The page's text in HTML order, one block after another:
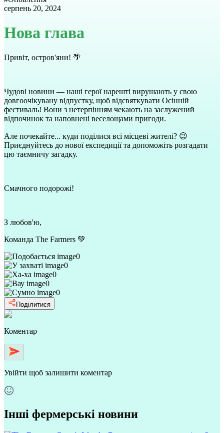
серпень 20, 2024
Нова глава
Привіт, остров'яни! 🌴
Чудові новини — наші герої нарешті вирушають у свою
довгоочікувану відпустку, щоб відсвяткувати Осінній
фестиваль! Вони з нетерпінням чекають на заслужений
відпочинок та наповнені веселощами пригоди.
Але почекайте... куди поділися всі місцеві жителі? 😉
Приєднуйтесь до нової експедиції та допоможіть розгадати
цю таємничу загадку.
Смачного подорожі!
З любов'ю,
Команда The Farmers 💚
0
0
0
0
0
Поділитися
Коментар
Увійти щоб залишити коментар
Інші фермерські новини